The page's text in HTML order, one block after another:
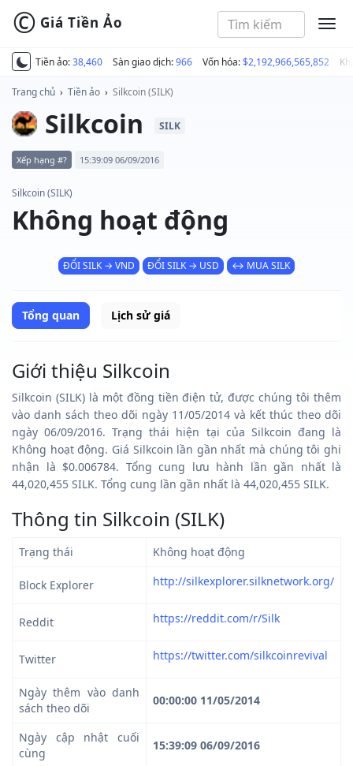
Tiền ảo:38,460 Sàn giao dịch:966 Vốn hóa:$2,192,966,565,852
© Giá Tiền Ảo
Trang chủ › Tiền ảo › Silkcoin (SILK)
Silkcoin SILK
Xếp hạng #? 15:39:09 06/09/2016
Silkcoin (SILK)
Không hoạt động
ĐỔI SILK → VND ĐỔI SILK → USD ↔ MUA SILK
Tổng quan Lịch sử giá
Giới thiệu Silkcoin
Silkcoin (SILK) là một đồng tiền điện tử, được chúng tôi thêm
vào danh sách theo dõi ngày 11/05/2014 và kết thúc theo dõi
ngày 06/09/2016. Trạng thái hiện tại của Silkcoin đang là
Không hoạt động. Giá Silkcoin lần gần nhất mà chúng tôi ghi
nhận là $0.006784. Tổng cung lưu hành lần gần nhất là
44,020,455 SILK. Tổng cung lần gần nhất là 44,020,455 SILK.
Thông tin Silkcoin (SILK)
Trạng thái Không hoạt động
Block Explorer http://silkexplorer.silknetwork.org/
Reddit https://reddit.com/r/Silk
Twitter https://twitter.com/silkcoinrevival
Ngày thêm vào danh
sách theo dõi
00:00:00 11/05/2014
Ngày cập nhật cuối
cùng
15:39:09 06/09/2016